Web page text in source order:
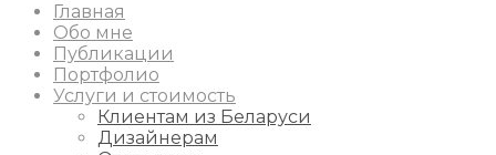
Главная
Обо мне
Публикации
Портфолио
Услуги и стоимость
Клиентам из Беларуси
Дизайнерам